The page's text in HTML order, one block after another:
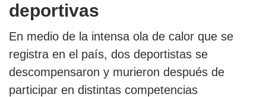
deportivas
En medio de la intensa ola de calor que se
registra en el país, dos deportistas se
descompensaron y murieron después de
participar en distintas competencias